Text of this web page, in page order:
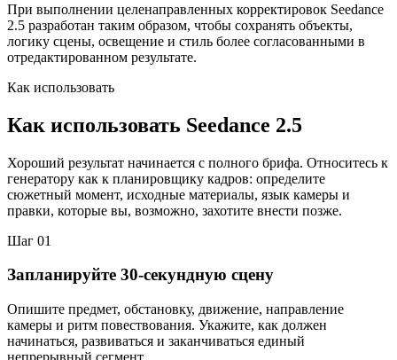
При выполнении целенаправленных корректировок Seedance
2.5 разработан таким образом, чтобы сохранять объекты,
логику сцены, освещение и стиль более согласованными в
отредактированном результате.
Как использовать
Как использовать Seedance 2.5
Хороший результат начинается с полного брифа. Относитесь к
генератору как к планировщику кадров: определите
сюжетный момент, исходные материалы, язык камеры и
правки, которые вы, возможно, захотите внести позже.
Шаг 01
Запланируйте 30-секундную сцену
Опишите предмет, обстановку, движение, направление
камеры и ритм повествования. Укажите, как должен
начинаться, развиваться и заканчиваться единый